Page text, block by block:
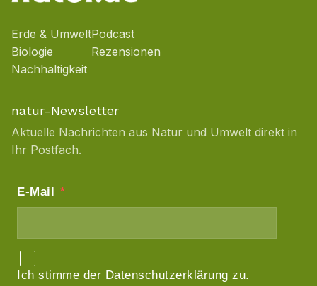
Erde & Umwelt
Biologie
Nachhaltigkeit
Podcast
Rezensionen
natur-Newsletter
Aktuelle Nachrichten aus Natur und Umwelt direkt in
Ihr Postfach.